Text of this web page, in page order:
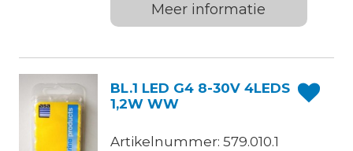
Meer informatie
BL.1 LED G4 8-30V 4LEDS
1,2W WW
Artikelnummer: 579.010.1